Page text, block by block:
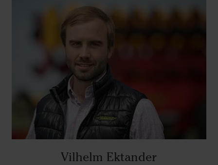
Vilhelm Ektander